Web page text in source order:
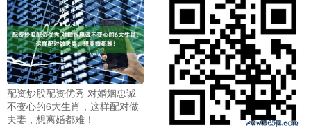
配资炒股配资优秀 对婚姻忠诚
不变心的6大生肖，这样配对做
夫妻，想离婚都难！